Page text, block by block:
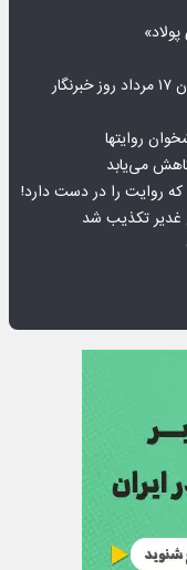
روایت­ها
که روایت را در دست دارد!
غدیر تکذیب شد